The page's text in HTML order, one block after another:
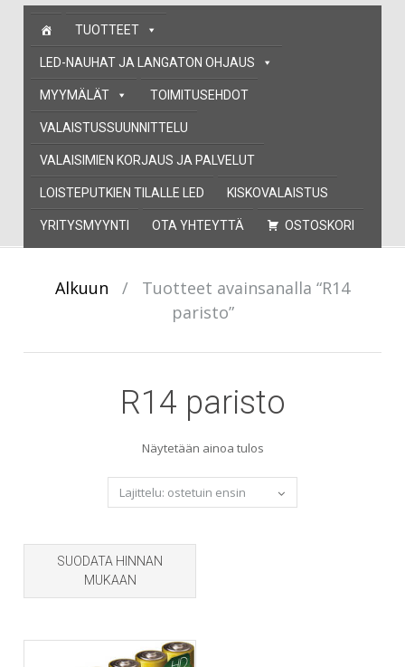
Skip
content
TUOTTEET
LED-NAUHAT JA LANGATON OHJAUS
MYYMÄLÄT TOIMITUSEHDOT
VALAISTUSSUUNNITTELU
VALAISIMIEN KORJAUS JA PALVELUT
LOISTEPUTKIEN TILALLE LED KISKOVALAISTUS
YRITYSMYYNTI OTA YHTEYTTÄ OSTOSKORI
Alkuun /
Tuotteet avainsanalla “R14
paristo”
R14 paristo
Näytetään ainoa tulos
SUODATA HINNAN
MUKAAN